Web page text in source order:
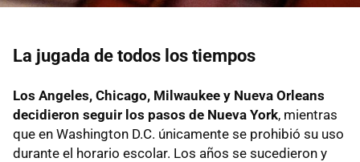
La jugada de todos los tiempos
Los Angeles, Chicago, Milwaukee y Nueva Orleans
decidieron seguir los pasos de Nueva York, mientras
que en Washington D.C. únicamente se prohibió su uso
durante el horario escolar. Los años se sucedieron y